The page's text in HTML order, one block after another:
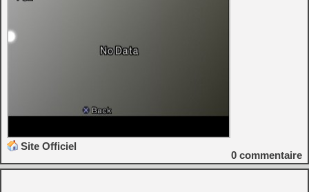
Site Officiel
0 commentaire